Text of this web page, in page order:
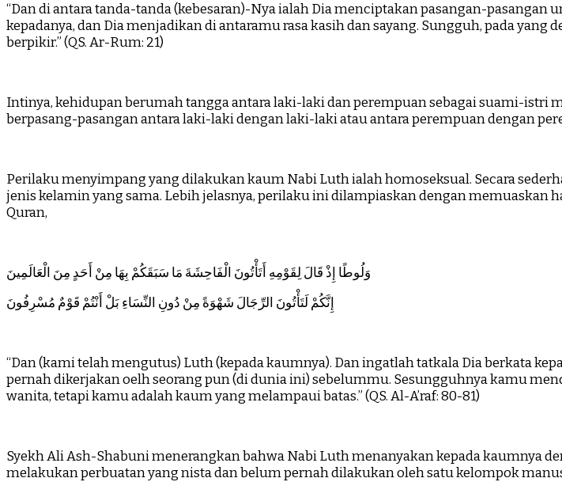
“Dan di antara tanda-tanda (kebesaran)-Nya ialah Dia menciptakan pasangan-
kepadanya, dan Dia menjadikan di antaramu rasa kasih dan sayang. Sungguh, pada
berpikir.” (QS. Ar-Rum: 21)
Intinya, kehidupan berumah tangga antara laki-laki dan perempuan sebagai suami-
berpasang-pasangan antara laki-laki dengan laki-laki atau antara perempuan dengan
Perilaku menyimpang yang dilakukan kaum Nabi Luth ialah homoseksual. Secara
jenis kelamin yang sama. Lebih jelasnya, perilaku ini dilampiaskan dengan memuaskan
Quran,
وَلُوطًا إِذْ قَالَ لِقَوْمِهِ أَتَأْتُونَ الْفَاحِشَةَ مَا سَبَقَكُمْ بِهَا مِنْ أَحَدٍ مِنَ الْعَالَمِينَ
إِنَّكُمْ لَتَأْتُونَ الرِّجَالَ شَهْوَةً مِنْ دُونِ النِّسَاءِ بَلْ أَنْتُمْ قَوْمٌ مُسْرِفُونَ
“Dan (kami telah mengutus) Luth (kepada kaumnya). Dan ingatlah tatkala Dia berkata
pernah dikerjakan oelh seorang pun (di dunia ini) sebelummu. Sesungguhnya kamu
wanita, tetapi kamu adalah kaum yang melampaui batas.” (QS. Al-A’raf: 80-81)
Syekh Ali Ash-Shabuni menerangkan bahwa Nabi Luth menanyakan kepada kaumnya
melakukan perbuatan yang nista dan belum pernah dilakukan oleh satu kelompok